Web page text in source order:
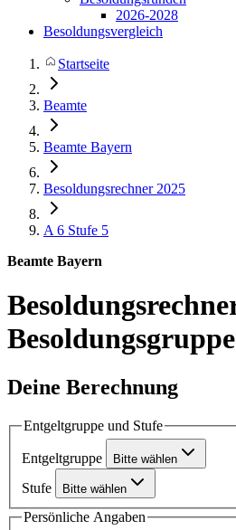
2026-2028
Besoldungsvergleich
Startseite
Beamte
Beamte Bayern
Besoldungsrechner 2025
A 6 Stufe 5
Beamte Bayern
Deine Berechnung
Entgeltgruppe und Stufe
Entgeltgruppe Bitte wählen
Stufe Bitte wählen
Persönliche Angaben